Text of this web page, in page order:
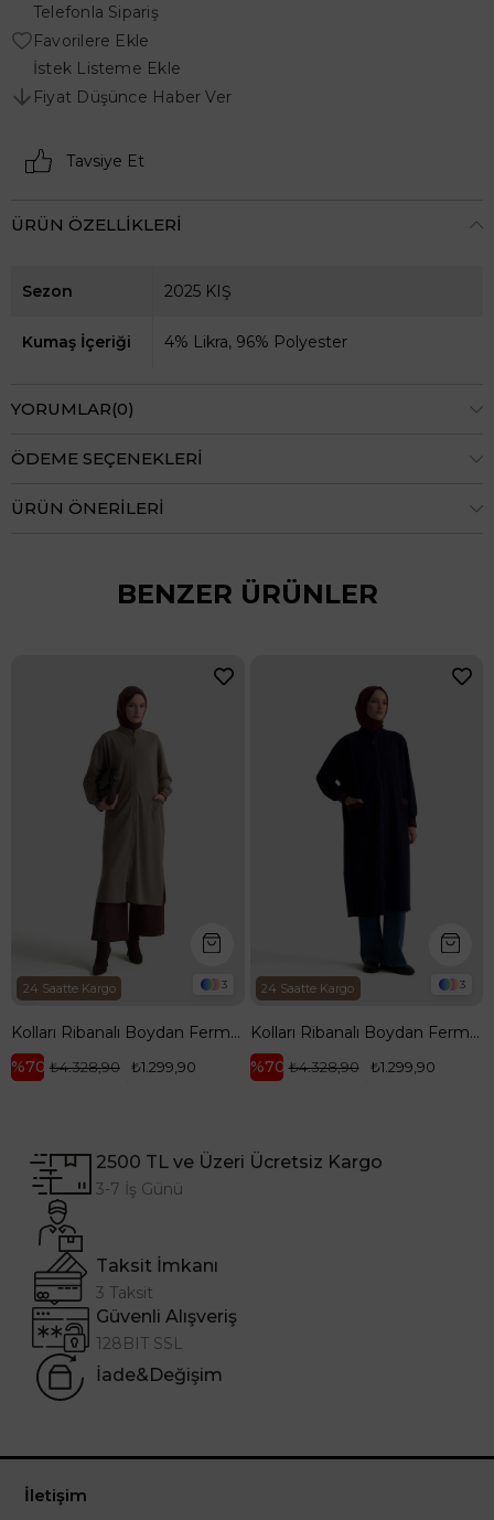
Telefonla Sipariş
Favorilere Ekle
İstek Listeme Ekle
Fiyat Düşünce Haber Ver
Tavsiye Et
ÜRÜN ÖZELLIKLERI
Sezon 2025 KIŞ
Kumaş İçeriği 4% Likra, 96% Polyester
YORUMLAR(0)
ÖDEME SEÇENEKLERI
ÜRÜN ÖNERILERI
BENZER ÜRÜNLER
3
24 Saatte Kargo
Kolları Ribanalı Boydan Fermuarlı Cepli Giy Çık Vizon 25KT557
%70
₺1.299,90
₺4.328,90
3
24 Saatte Kargo
Kolları Ribanalı Boydan Fermuarlı Cepli Giy Çık Lacivert 25KT557
%70
₺1.299,90
₺4.328,90
2500 TL ve Üzeri Ücretsiz Kargo
3-7 İş Günü
Taksit İmkanı
3 Taksit
Güvenli Alışveriş
128BIT SSL
İade&Değişim
İletişim